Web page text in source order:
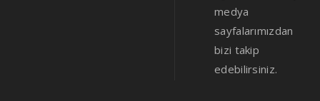
medya
sayfalarımızdan
bizi takip
edebilirsiniz.